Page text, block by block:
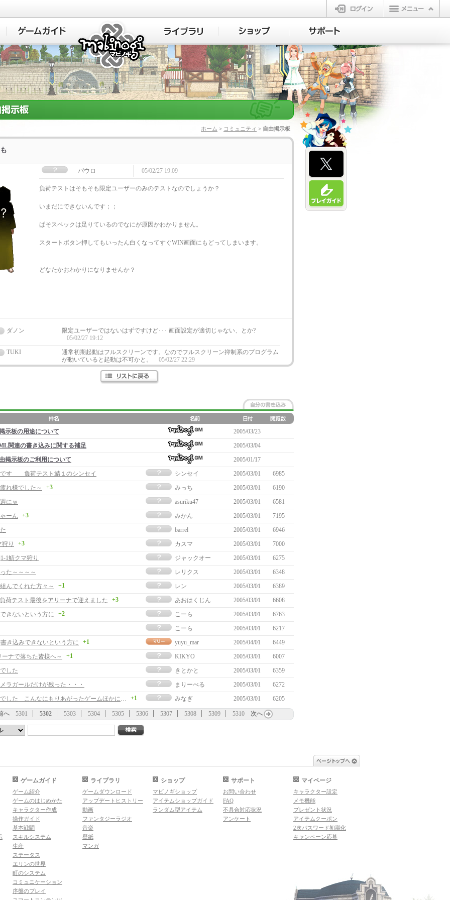
ログイン
マビノギ
ホーム > コミュニティ > 自由掲示板
パウロ 05/02/27 19:09
負荷テストはそもそも限定ユーザーのみのテストなのでしょうか？
いまだにできないんです；；
ぱそスペックは足りているのでなにが原因かわかりません。
スタートボタン押してもいったん白くなってすぐWIN画面にもどってしまいます。
どなたかおわかりになりませんか？
ダノン
限定ユーザーではないはずですけど･･･ 画面設定が適切じゃない、とか?
05/02/27 19:12
TUKI
通常初期起動はフルスクリーンです。なのでフルスクリーン抑制系のプログラム
が動いていると起動は不可かと。
05/02/27 22:29
示板の用途について
2005/03/23
関連の書き込みに関する補足
2005/03/04
掲示板のご利用について
2005/01/17
です 負荷テスト鯖１のシンセイ
シンセイ 2005/03/01
6985
れ様でした～
+3 みっち 2005/03/01
6190
にｗ
asuriku47 2005/03/01
6581
ーん
+3 みかん 2005/03/01
7195
barrel 2005/03/01
6946
り
+3 カスマ 2005/03/01
7000
1鯖クマ狩り
ジャックオー 2005/03/01
6275
た～～～～
レリクス 2005/03/01
6348
んでくれた方々～
+1 レン 2005/03/01
6389
荷テスト最後をアリーナで迎えました
+3 あおはくじん 2005/03/01
6608
きないという方に
+2 こーら 2005/03/01
6763
こーら
2005/03/01
6217
き込みできないという方に
+1 yuyu_mar 2005/04/01
6449
ーナで落ちた皆様へ～
+1 KIKYO 2005/03/01
6007
した
きとかと 2005/03/01
6359
ラガールだけが残った・・・
まりーべる 2005/03/01
6272
お疲れ様でした こんなにもりあがったゲームほかにないかも♪
+1 みなぎ 2005/03/01 6205
へ 5301 5302 5303 5304 5305 5306 5307 5308 5309 5310 次へ
ゲームガイド
ゲーム紹介
ゲームのはじめかた
キャラクター作成
操作ガイド
基本戦闘
スキルシステム
生産
ステータス
エリンの世界
町のシステム
コミュニケーション
序盤のプレイ
ライブラリ
ゲームダウンロード
アップデートヒストリー
動画
ファンタジーラジオ
音楽
壁紙
マンガ
ショップ
マビノギショップ
アイテムショップガイド
ランダム型アイテム
サポート
お問い合わせ
FAQ
不具合対応状況
アンケート
マイページ
キャラクター設定
メモ機能
プレゼント状況
アイテムクーポン
2次パスワード初期化
キャンペーン応募